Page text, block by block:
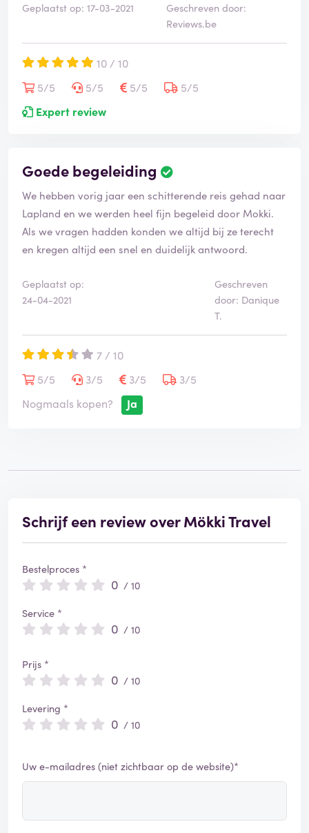
Geplaatst op: 17-03-2021
Geschreven door:
Reviews.be
10 / 10
5/5
5/5 5/5
5/5
Expert review
Goede begeleiding
We hebben vorig jaar een schitterende reis gehad naar
Lapland en we werden heel fijn begeleid door Mokki.
Als we vragen hadden konden we altijd bij ze terecht
en kregen altijd een snel en duidelijk antwoord.
Geplaatst op:
24-04-2021
Geschreven
door: Danique
T.
7 / 10
5/5
3/5 3/5
3/5
Nogmaals kopen?
Ja
Schrijf een review over Mökki Travel
Bestelproces *
0 / 10
Service *
0 / 10
Prijs *
0 / 10
Levering *
0 / 10
Uw e-mailadres (niet zichtbaar op de website)*